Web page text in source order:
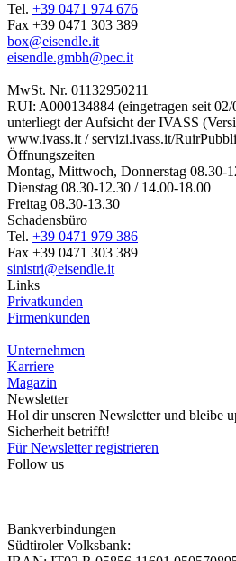
Tel. +39 0471 974 676
Fax +39 0471 303 389
box@eisendle.it
eisendle.gmbh@pec.it
MwSt. Nr. 01132950211
RUI: A000134884 (eingetragen seit 02/
unterliegt der Aufsicht der IVASS
www.ivass.it / servizi.ivass.it/
Öffnungszeiten
Montag, Mittwoch, Donnerstag 08.30-
Dienstag 08.30-12.30 / 14.00-18.00
Freitag 08.30-13.30
Schadensbüro
Tel. +39 0471 979 386
Fax +39 0471 303 389
sinistri@eisendle.it
Links
Privatkunden
Firmenkunden
Unternehmen
Karriere
Magazin
Newsletter
Hol dir unseren Newsletter und bleibe
Sicherheit betrifft!
Für Newsletter registrieren
Follow us
Bankverbindungen
Südtiroler Volksbank: